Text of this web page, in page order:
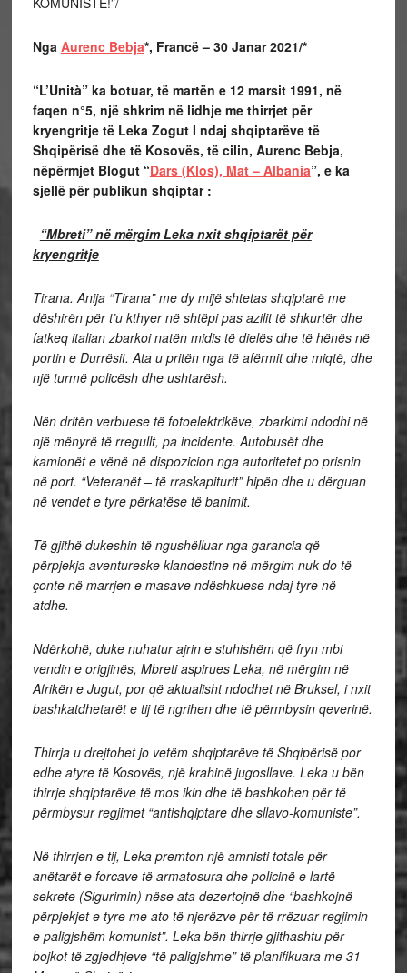
Nga Aurenc Bebja*, Francë – 30 Janar 2021/*
“L’Unità” ka botuar, të martën e 12 marsit 1991, në
faqen n°5, një shkrim në lidhje me thirrjet për
kryengritje të Leka Zogut I ndaj shqiptarëve të
Shqipërisë dhe të Kosovës, të cilin, Aurenc Bebja,
nëpërmjet Blogut “Dars (Klos), Mat – Albania”, e ka
sjellë për publikun shqiptar :
–“Mbreti” në mërgim Leka nxit shqiptarët për
kryengritje
Tirana. Anija “Tirana” me dy mijë shtetas shqiptarë me
dëshirën për t’u kthyer në shtëpi pas azilit të shkurtër dhe
fatkeq italian zbarkoi natën midis të dielës dhe të hënës në
portin e Durrësit. Ata u pritën nga të afërmit dhe miqtë, dhe
një turmë policësh dhe ushtarësh.
Nën dritën verbuese të fotoelektrikëve, zbarkimi ndodhi në
një mënyrë të rregullt, pa incidente. Autobusët dhe
kamionët e vënë në dispozicion nga autoritetet po prisnin
në port. “Veteranët – të rraskapiturit” hipën dhe u dërguan
në vendet e tyre përkatëse të banimit.
Të gjithë dukeshin të ngushëlluar nga garancia që
përpjekja aventureske klandestine në mërgim nuk do të
çonte në marrjen e masave ndëshkuese ndaj tyre në
atdhe.
Ndërkohë, duke nuhatur ajrin e stuhishëm që fryn mbi
vendin e origjinës, Mbreti aspirues Leka, në mërgim në
Afrikën e Jugut, por që aktualisht ndodhet në Bruksel, i nxit
bashkatdhetarët e tij të ngrihen dhe të përmbysin qeverinë.
Thirrja u drejtohet jo vetëm shqiptarëve të Shqipërisë por
edhe atyre të Kosovës, një krahinë jugosllave. Leka u bën
thirrje shqiptarëve të mos ikin dhe të bashkohen për të
përmbysur regjimet “antishqiptare dhe sllavo-komuniste”.
Në thirrjen e tij, Leka premton një amnisti totale për
anëtarët e forcave të armatosura dhe policinë e lartë
sekrete (Sigurimin) nëse ata dezertojnë dhe “bashkojnë
përpjekjet e tyre me ato të njerëzve për të rrëzuar regjimin
e paligjshëm komunist”. Leka bën thirrje gjithashtu për
bojkot të zgjedhjeve “të paligjshme” të planifikuara me 31